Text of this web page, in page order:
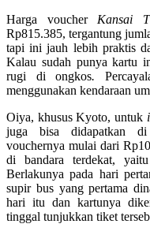
Harga voucher Kansai
Rp815.385, tergantung
tapi ini jauh lebih praktis
Kalau sudah punya kartu
rugi di ongkos.
menggunakan kendaraan
Oiya, khusus Kyoto, untuk
juga bisa didapatkan
vouchernya mulai dari
di bandara terdekat,
Berlakunya pada hari
supir bus yang pertama
hari itu dan kartunya
tinggal tunjukkan tiket